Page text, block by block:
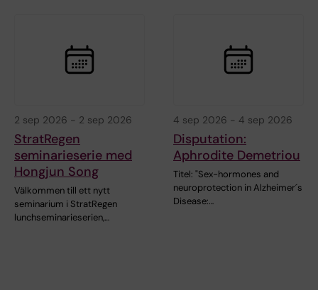
2 sep 2026 - 2 sep 2026
StratRegen
seminarieserie med
Hongjun Song
Välkommen till ett nytt
seminarium i StratRegen
lunchseminarieserien,…
4 sep 2026 - 4 sep 2026
Disputation:
Aphrodite Demetriou
Titel: "Sex-hormones and
neuroprotection in Alzheimer´s
Disease:…